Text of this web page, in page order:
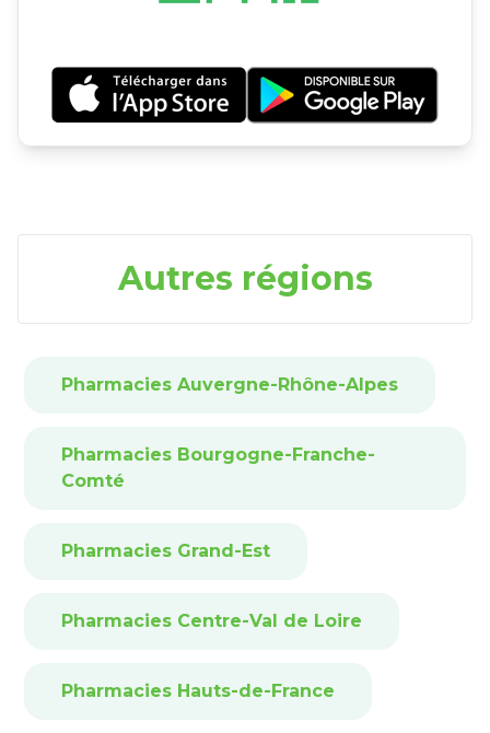
Autres régions
Pharmacies Auvergne-Rhône-Alpes
Pharmacies Bourgogne-Franche-
Comté
Pharmacies Grand-Est
Pharmacies Centre-Val de Loire
Pharmacies Hauts-de-France